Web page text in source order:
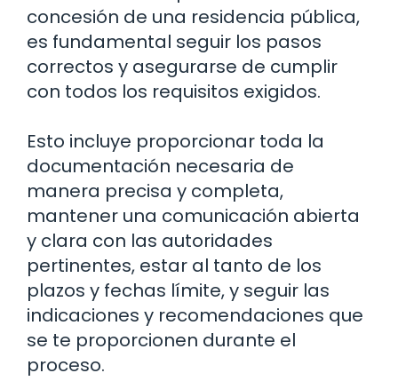
concesión de una residencia pública,
es fundamental seguir los pasos
correctos y asegurarse de cumplir
con todos los requisitos exigidos.
Esto incluye proporcionar toda la
documentación necesaria de
manera precisa y completa,
mantener una comunicación abierta
y clara con las autoridades
pertinentes, estar al tanto de los
plazos y fechas límite, y seguir las
indicaciones y recomendaciones que
se te proporcionen durante el
proceso.